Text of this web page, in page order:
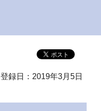
登録日：2019年3月5日